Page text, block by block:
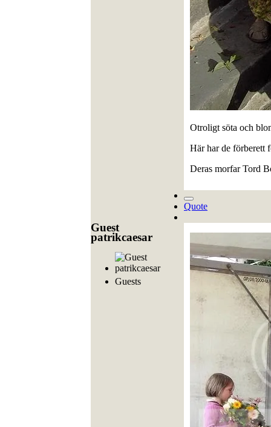
Otroligt söta och
Här har de förberett
Deras morfar Tord
Quote
Guest
patrikcaesar
Guests